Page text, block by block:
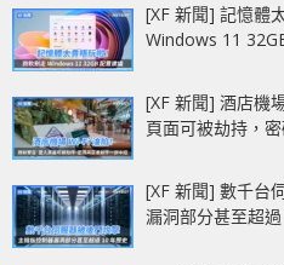
[XF 新聞] 記憶體
Windows 11
[XF 新聞] 酒店機
頁面可被劫持，
[XF 新聞] 數千台
漏洞部分甚至超